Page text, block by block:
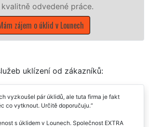
Mám zájem o úklidové služby v Lounech
uklízení od zákazníků:
vyzkoušel pár úklidů, ale tuta firma je fakt
co vytknout. Určitě doporučuju.
s úklidem v Lounech. Společnost EXTRA